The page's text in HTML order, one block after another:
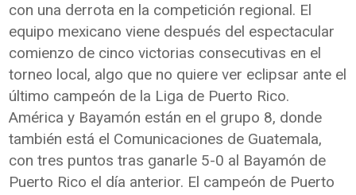
con una derrota en la competición regional. El
equipo mexicano viene después del espectacular
comienzo de cinco victorias consecutivas en el
torneo local, algo que no quiere ver eclipsar ante el
último campeón de la Liga de Puerto Rico.
América y Bayamón están en el grupo 8, donde
también está el Comunicaciones de Guatemala,
con tres puntos tras ganarle 5-0 al Bayamón de
Puerto Rico el día anterior. El campeón de Puerto